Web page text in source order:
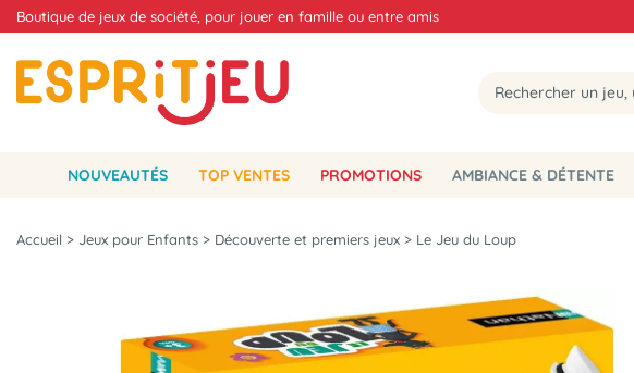
Boutique de jeux de société, pour jouer en famille ou entre amis
NOUVEAUTÉS TOP VENTES PROMOTIONS AMBIANCE & DÉTENTE
Accueil > Jeux pour Enfants > Découverte et premiers jeux > Le Jeu du Loup